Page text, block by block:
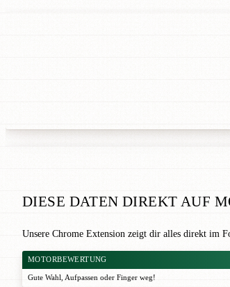
DIESE DATEN DIREKT AUF
Unsere Chrome Extension zeigt dir alles direkt im
MOTORBEWERTUNG
Gute Wahl Aufpassen oder Finger weg!